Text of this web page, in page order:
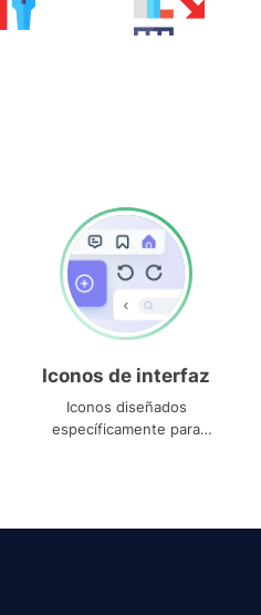
Iconos de interfaz
Iconos diseñados
específicamente para